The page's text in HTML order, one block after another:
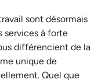
sont désormais
services à forte
différencient de la
unique de
Quel que